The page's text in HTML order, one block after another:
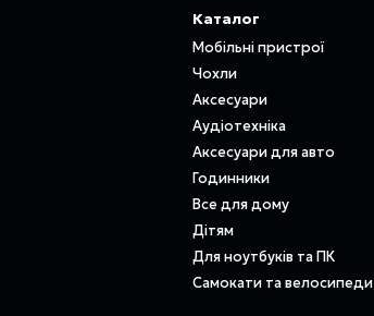
Каталог
Мобільні пристрої
Чохли
Аксесуари
Аудіотехніка
Аксесуари для авто
Годинники
Все для дому
Дітям
Для ноутбуків та ПК
Самокати та велосипеди